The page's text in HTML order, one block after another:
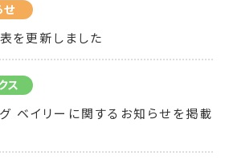
せ
を更新しました
ス
ベイリーに関するお知らせを掲載